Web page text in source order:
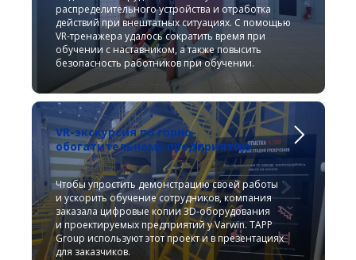
распределительного устройства и отработка
действий при внештатных ситуациях. С помощью
VR-тренажера удалось сократить время при
обучении с наставником, а также повысить
безопасность работников при обучении.
VR-экскурсия по горно-
обогатительному предприятию
Чтобы упростить демонстрацию своей работы
и ускорить обучение сотрудников, компания
заказала цифровые копии 3D-оборудования
и проектируемых предприятий у Varwin. TAPP
Group используют этот проект и в презентациях
для заказчиков.